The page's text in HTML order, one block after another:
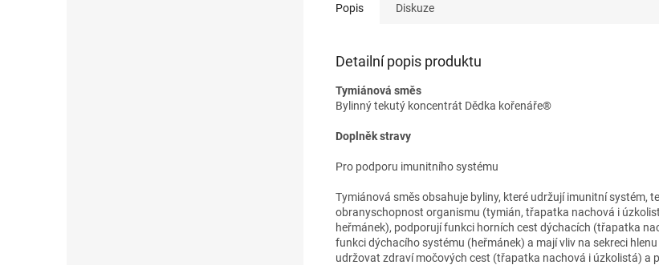
Popis Diskuze
Detailní popis produktu
Tymiánová směs
Bylinný tekutý koncentrát Dědka kořenáře®
Doplněk stravy
Pro podporu imunitního systému
Tymiánová směs obsahuje byliny, které udržují imunitní systém,
obranyschopnost organismu (tymián, třapatka nachová i
heřmánek), podporují funkci horních cest dýchacích (třapatka
funkci dýchacího systému (heřmánek) a mají vliv na sekreci
udržovat zdraví močových cest (třapatka nachová i úzkolistá) a